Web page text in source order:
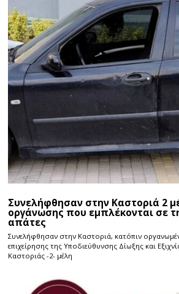
Συνελήφθησαν στην Καστοριά 2
οργάνωσης που εμπλέκονται σε
απάτες
Συνελήφθησαν στην Καστοριά, κατόπιν
επιχείρησης της Υποδιεύθυνσης Δίωξης και
Καστοριάς -2- μέλη